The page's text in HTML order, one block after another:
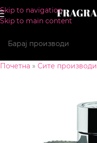
Skip to navigation
Skip to main content
Почетна » Сите производи